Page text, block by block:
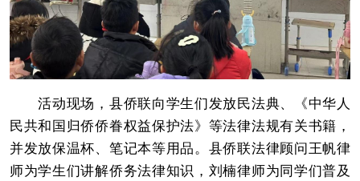
活动现场，县侨联向学生们发放民法典、《中华人
民共和国归侨侨眷权益保护法》等法律法规有关书籍，
并发放保温杯、笔记本等用品。县侨联法律顾问王帆律
师为学生们讲解侨务法律知识，刘楠律师为同学们普及